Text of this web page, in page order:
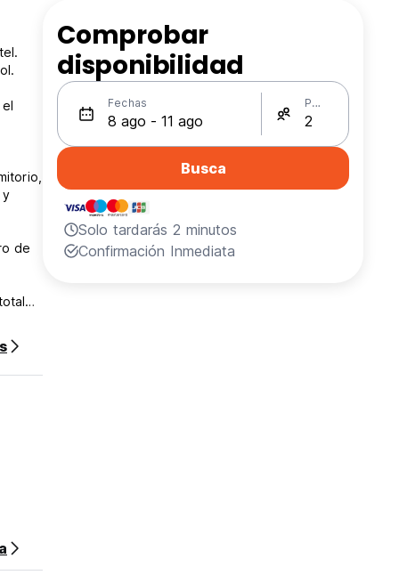
y
de
Comprobar
disponibilidad
Fechas Personas
Busca
Solo tardarás 2 minutos
Confirmación Inmediata